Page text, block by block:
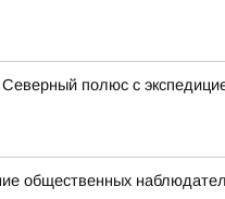
полюс с
общественных